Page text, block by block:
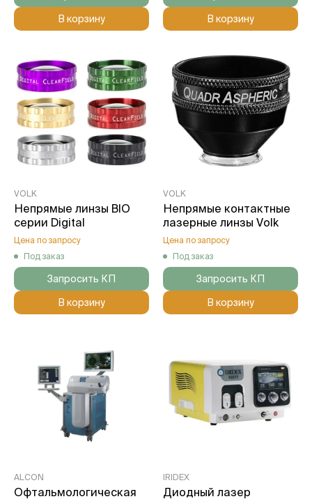
В корзину В корзину
VOLK
Непрямые линзы BIO
серии Digital
Цена по запросу
Под заказ
Запросить КП
В корзину
VOLK
Непрямые контактные
лазерные линзы Volk
Цена по запросу
Под заказ
Запросить КП
В корзину
ALCON
Офтальмологическая
IRIDEX
Диодный лазер